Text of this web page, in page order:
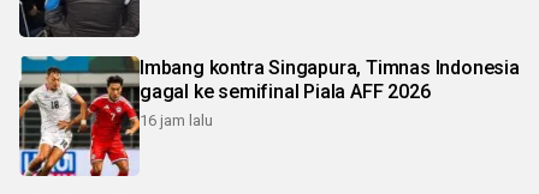
Imbang kontra Singapura, Timnas Indonesia
gagal ke semifinal Piala AFF 2026
16 jam lalu